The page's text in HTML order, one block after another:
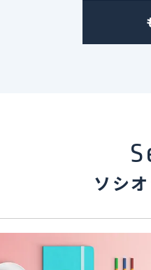
ソシ